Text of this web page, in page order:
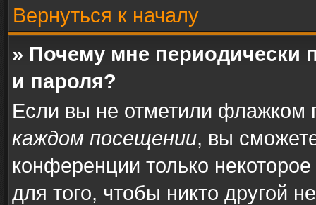
Вернуться к началу
» Почему мне периодически
и пароля?
Если вы не отметили флажком
каждом посещении, вы
конференции только
для того, чтобы никто другой